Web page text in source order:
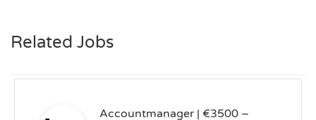
Related Jobs
Accountmanager | €3500 –